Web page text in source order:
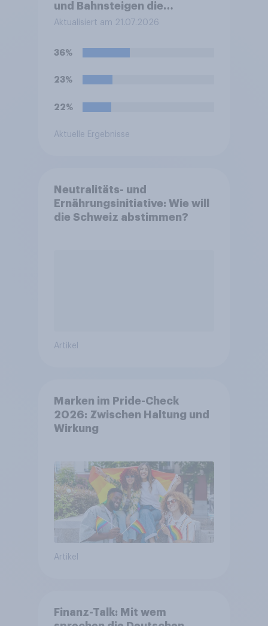
und Bahnsteigen die
Sicherheit an diesen Orten
Aktualisiert am 21.07.2026
36%
23%
22%
Aktuelle Ergebnisse
Neutralitäts- und
Ernährungsinitiative: Wie will
die Schweiz abstimmen?
Artikel
Marken im Pride-Check
2026: Zwischen Haltung und
Wirkung
Artikel
Finanz-Talk: Mit wem